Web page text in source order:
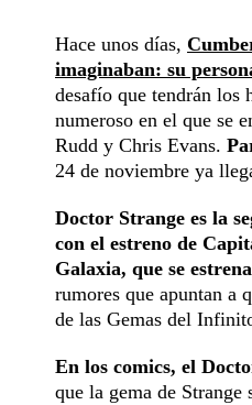
Hace unos días,
imaginaban: su
desafío que tendrán los
numeroso en el que se
Rudd y Chris Evans.
24 de noviembre ya
Doctor Strange es la
con el estreno de
Galaxia, que se
rumores que apuntan a
de las Gemas del
En los comics, el
que la gema de